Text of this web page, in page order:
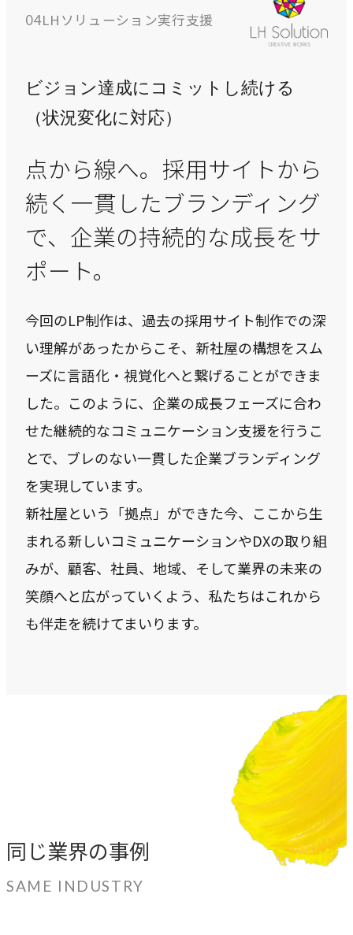
04LHソリューション実行支援
ビジョン達成にコミットし続ける
（状況変化に対応）
点から線へ。採用サイトから
続く一貫したブランディング
で、企業の持続的な成長をサ
ポート。
今回のLP制作は、過去の採用サイト制作での深
い理解があったからこそ、新社屋の構想をスム
ーズに言語化・視覚化へと繋げることができま
した。このように、企業の成長フェーズに合わ
せた継続的なコミュニケーション支援を行うこ
とで、ブレのない一貫した企業ブランディング
を実現しています。
新社屋という「拠点」ができた今、ここから生
まれる新しいコミュニケーションやDXの取り組
みが、顧客、社員、地域、そして業界の未来の
笑顔へと広がっていくよう、私たちはこれから
も伴走を続けてまいります。
同じ業界の事例
SAME INDUSTRY